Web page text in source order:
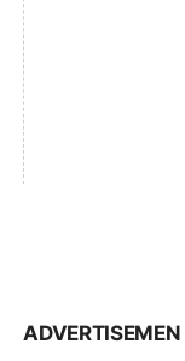
ADVERTISEMEN